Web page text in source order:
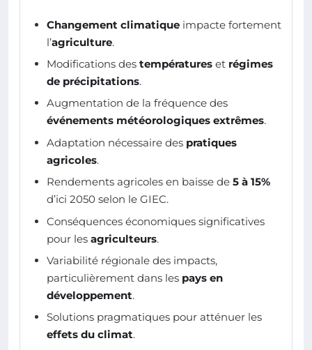
Changement climatique impacte fortement
l’agriculture.
Modifications des températures et régimes
de précipitations.
Augmentation de la fréquence des
événements météorologiques extrêmes.
Adaptation nécessaire des pratiques
agricoles.
Rendements agricoles en baisse de 5 à 15%
d’ici 2050 selon le GIEC.
Conséquences économiques significatives
pour les agriculteurs.
Variabilité régionale des impacts,
particulièrement dans les pays en
développement.
Solutions pragmatiques pour atténuer les
effets du climat.